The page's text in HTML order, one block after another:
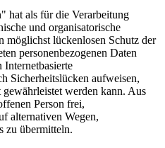
hat als für die Verarbeitung
und organisatorische
möglichst lückenlosen Schutz der
personenbezogenen Daten
Internetbasierte
Sicherheitslücken aufweisen,
gewährleistet werden kann. Aus
Person frei,
alternativen Wegen,
zu übermitteln.